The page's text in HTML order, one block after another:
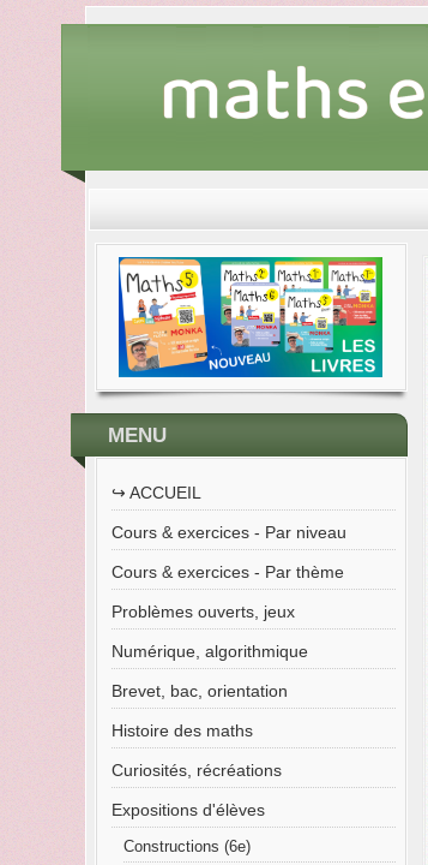
MENU
↪︎ ACCUEIL
Cours & exercices - Par niveau
Cours & exercices - Par thème
Problèmes ouverts, jeux
Numérique, algorithmique
Brevet, bac, orientation
Histoire des maths
Curiosités, récréations
Expositions d'élèves
Constructions (6e)